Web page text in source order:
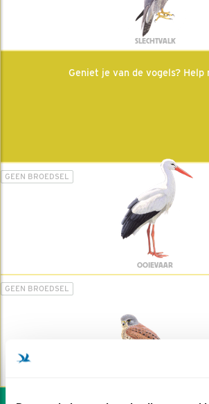
SLECHTVALK
Geniet je van de vogels? Help
GEEN BROEDSEL
OOIEVAAR
GEEN BROEDSEL